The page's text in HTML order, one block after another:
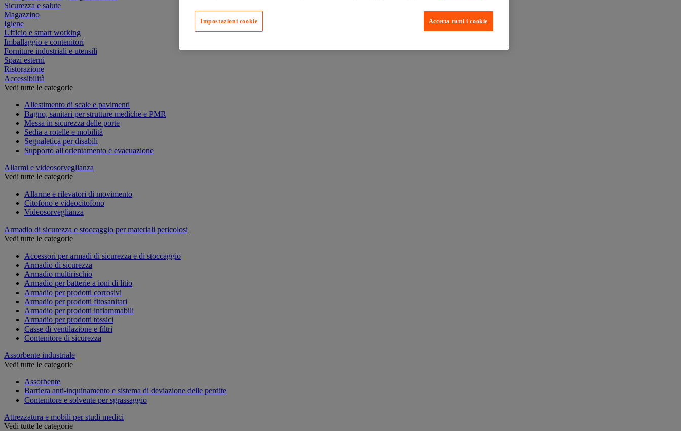
Sicurezza e salute
Magazzino
Igiene
Ufficio e smart working
Imballaggio e contenitori
Forniture industriali e utensili
Spazi esterni
Ristorazione
Accessibilità
Vedi tutte le categorie
Allestimento di scale e pavimenti
Bagno, sanitari per strutture mediche e PMR
Messa in sicurezza delle porte
Sedia a rotelle e mobilità
Segnaletica per disabili
Supporto all'orientamento e evacuazione
Allarmi e videosorveglianza
Vedi tutte le categorie
Allarme e rilevatori di movimento
Citofono e videocitofono
Videosorveglianza
Armadio di sicurezza e stoccaggio per materiali pericolosi
Vedi tutte le categorie
Accessori per armadi di sicurezza e di stoccaggio
Armadio di sicurezza
Armadio multirischio
Armadio per batterie a ioni di litio
Armadio per prodotti corrosivi
Armadio per prodotti fitosanitari
Armadio per prodotti infiammabili
Armadio per prodotti tossici
Casse di ventilazione e filtri
Contenitore di sicurezza
Assorbente industriale
Vedi tutte le categorie
Assorbente
Barriera anti-inquinamento e sistema di deviazione delle perdite
Contenitore e solvente per sgrassaggio
Attrezzatura e mobili per studi medici
Vedi tutte le categorie
Accetta tutti i cookie
Impostazioni cookie